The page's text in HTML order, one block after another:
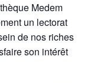
Medem
un lectorat
de nos riches
son intérêt